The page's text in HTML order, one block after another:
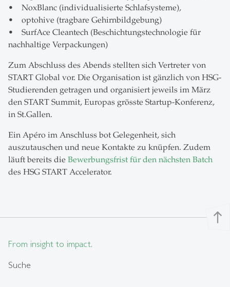
• NoxBlanc (individualisierte Schlafsysteme),
• optohive (tragbare Gehirnbildgebung)
• SurfAce Cleantech (Beschichtungstechnologie für
nachhaltige Verpackungen)
Zum Abschluss des Abends stellten sich Vertreter von
START Global vor. Die Organisation ist gänzlich von HSG-
Studierenden getragen und organisiert jeweils im März
den START Summit, Europas grösste Startup-Konferenz,
in St.Gallen.
Ein Apéro im Anschluss bot Gelegenheit, sich
auszutauschen und neue Kontakte zu knüpfen. Zudem
läuft bereits die Bewerbungsfrist für den nächsten Batch
des HSG START Accelerator.
north
From insight to impact.
Suche